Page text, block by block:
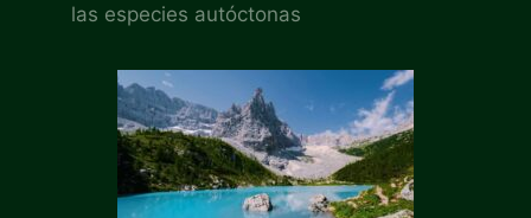
las especies autóctonas